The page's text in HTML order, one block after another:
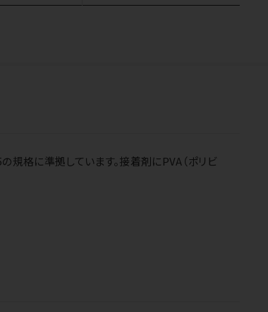
規格に準拠しています。接着剤にPVA（ポリビ